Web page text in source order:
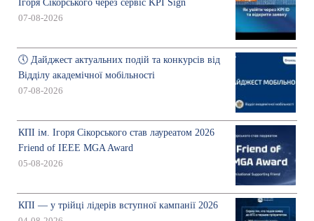
Ігоря Сікорського через сервіс KPI Sign
07-08-2026
🕔 Дайджест актуальних подій та конкурсів від
Відділу академічної мобільності
07-08-2026
КПІ ім. Ігоря Сікорського став лауреатом 2026
Friend of IEEE MGA Award
05-08-2026
КПІ — у трійці лідерів вступної кампанії 2026